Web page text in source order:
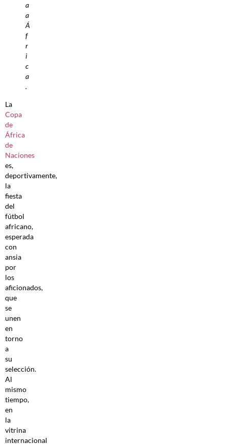
a
a
Á
f
r
i
c
a
.
La
Copa
de
África
de
Naciones
es,
deportivamente,
la
fiesta
del
fútbol
africano,
esperada
con
ansia
por
los
aficionados,
que
se
unen
en
torno
a
su
selección.
Al
mismo
tiempo,
en
la
vitrina
internacional